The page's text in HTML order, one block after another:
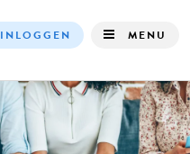
navigation
INLOGGEN MENU